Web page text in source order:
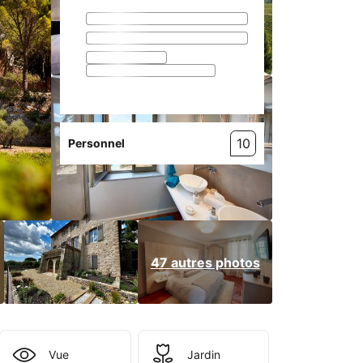
47 autres photos
Personnel 10
Vue Jardin